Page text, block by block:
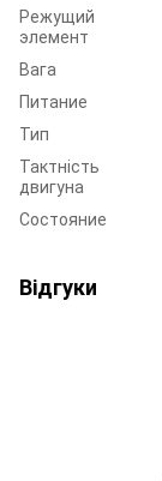
Режущий
элемент
Вага
Питание
Тип
Тактність
двигуна
Состояние
Відгуки